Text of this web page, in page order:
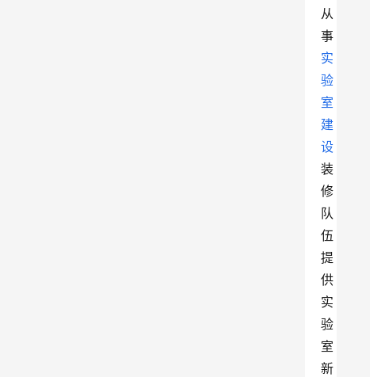
从
事
实
验
室
建
设
装
修
队
伍
提
供
实
验
室
新